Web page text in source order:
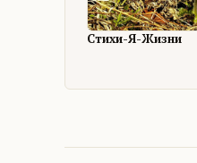
Стихи-Я-Жизни